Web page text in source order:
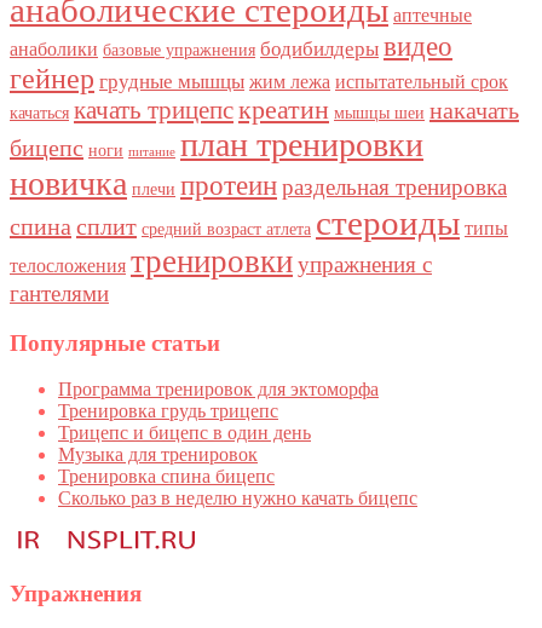
анаболические стероиды аптечные
анаболики базовые упражнения бодибилдеры видео
гейнер грудные мышцы жим лежа испытательный срок
качаться качать трицепскреатин мышцы шеи накачать
бицепс ноги питание план тренировки
новичка плечи протеинраздельная тренировка
спина сплит средний возраст атлета стероиды типы
телосложения тренировкиупражнения с
гантелями
Популярные статьи
Программа тренировок для эктоморфа
Тренировка грудь трицепс
Трицепс и бицепс в один день
Музыка для тренировок
Тренировка спина бицепс
Сколько раз в неделю нужно качать бицепс
Упражнения